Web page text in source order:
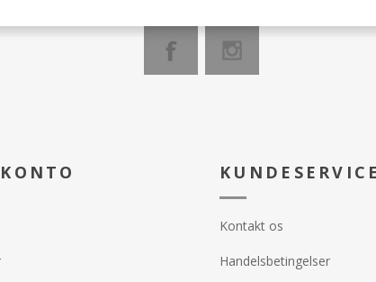
KUNDESERVICE
Kontakt os
Handelsbetingelser